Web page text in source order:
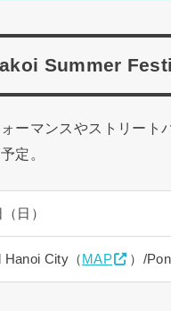
Summer
ーマンスやストリート
定。
日）
Hanoi City（ MAP ）/